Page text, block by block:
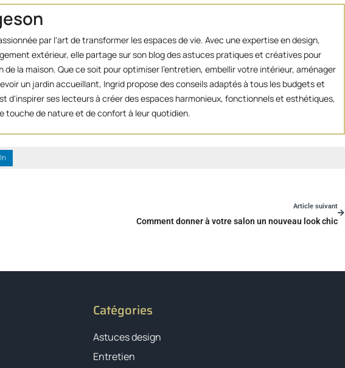
par l'art de transformer les espaces de vie. Avec une expertise en design,
extérieur, elle partage sur son blog des astuces pratiques et créatives pour
de la maison. Que ce soit pour optimiser l’entretien, embellir votre intérieur, aménager
un jardin accueillant, Ingrid propose des conseils adaptés à tous les budgets et
d'inspirer ses lecteurs à créer des espaces harmonieux, fonctionnels et esthétiques,
touche de nature et de confort à leur quotidien.
Article suivant
Comment donner à votre salon un nouveau look chic
Catégories
Astuces design
Entretien